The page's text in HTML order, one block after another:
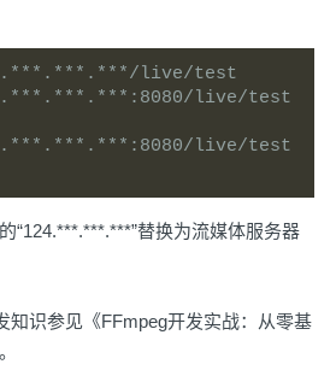
live/test
live/test
live/test
“124.***.***.***”替换为流媒体服务器
知识参见 《FFmpeg开发实战：从零基